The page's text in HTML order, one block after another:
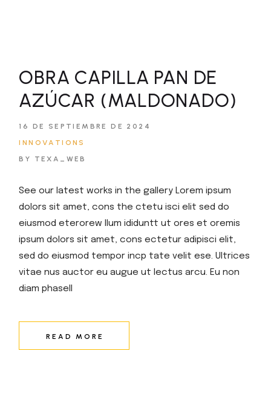
OBRA CAPILLA PAN DE
AZÚCAR (MALDONADO)
16 DE SEPTIEMBRE DE 2024
INNOVATIONS
BY TEXA_WEB
See our latest works in the gallery Lorem ipsum
dolors sit amet, cons the ctetu isci elit sed do
eiusmod eterorew llum ididuntt ut ores et oremis
ipsum dolors sit amet, cons ectetur adipisci elit,
sed do eiusmod tempor incp tate velit ese. Ultrices
vitae nus auctor eu augue ut lectus arcu. Eu non
diam phasell
READ MORE